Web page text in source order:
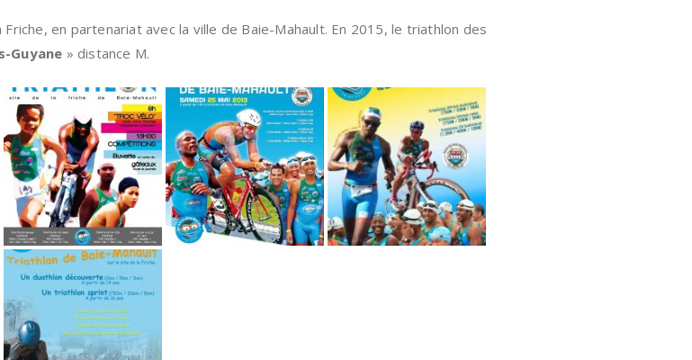
en partenariat avec la ville de Baie-Mahault. En 2015, le triathlon des
Guyane » distance M.